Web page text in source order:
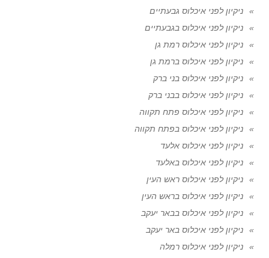
ניקיון לפני איכלוס גבעתיים
ניקיון לפני איכלוס בגבעתיים
ניקיון לפני איכלוס רמת גן
ניקיון לפני איכלוס ברמת גן
ניקיון לפני איכלוס בני ברק
ניקיון לפני איכלוס בבני ברק
ניקיון לפני איכלוס פתח תקווה
ניקיון לפני איכלוס בפתח תקווה
ניקיון לפני איכלוס אלעד
ניקיון לפני איכלוס באלעד
ניקיון לפני איכלוס ראש העין
ניקיון לפני איכלוס בראש העין
ניקיון לפני איכלוס בבאר יעקב
ניקיון לפני איכלוס באר יעקב
ניקיון לפני איכלוס רמלה